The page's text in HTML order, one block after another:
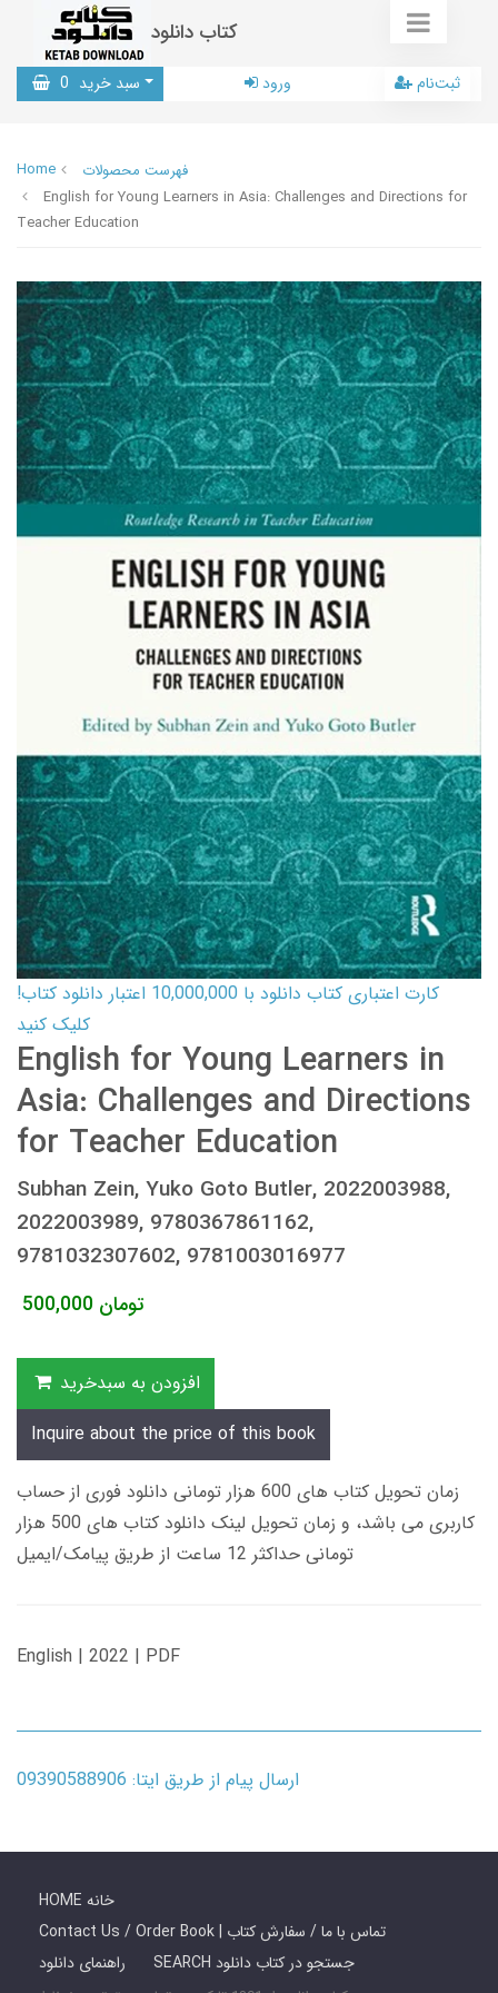
کتاب دانلود
سبد خرید 0 ورود ثبت‌نام
Home
فهرست محصولات
English for Young Learners in Asia: Challenges and Directions for
Teacher Education
کارت اعتباری کتاب دانلود با 10,000,000 اعتبار دانلود کتاب!
کلیک کنید
English for Young Learners in
Asia: Challenges and Directions
for Teacher Education
Subhan Zein, Yuko Goto Butler, 2022003988,
2022003989, 9780367861162,
9781032307602, 9781003016977
500,000 تومان
افزودن به سبدخرید
Inquire about the price of this book
زمان تحویل کتاب های 600 هزار تومانی دانلود فوری از حساب
کاربری می باشد، و زمان تحویل لینک دانلود کتاب های 500 هزار
تومانی حداکثر 12 ساعت از طریق پیامک/ایمیل
English | 2022 | PDF
ارسال پیام از طریق ایتا: 09390588906
HOME خانه
Contact Us / Order Book | تماس با ما / سفارش کتاب
راهنمای دانلود
SEARCH جستجو در کتاب دانلود